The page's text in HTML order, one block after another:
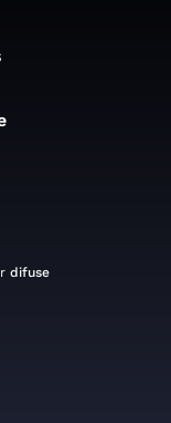
difuse